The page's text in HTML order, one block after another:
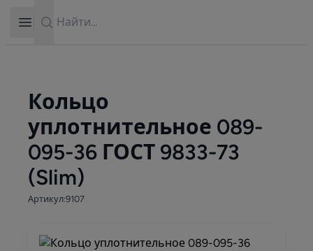
Open sidebar
Кольцо
уплотнительное 089-
095-36 ГОСТ 9833-73
(Slim)
Артикул:9107